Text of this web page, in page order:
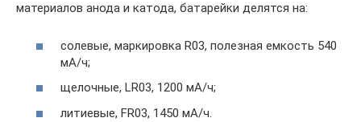
материалов анода и катода, батарейки делятся на:
солевые, маркировка R03, полезная емкость 540
мА/ч;
щелочные, LR03, 1200 мА/ч;
литиевые, FR03, 1450 мА/ч.